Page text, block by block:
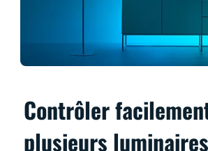
Contrôler
plusieurs